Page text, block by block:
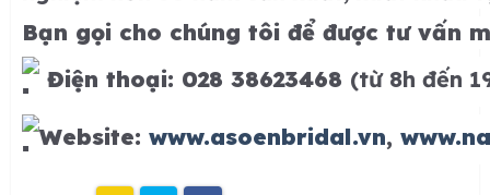
Bạn gọi cho chúng tôi để được tư vấn
Điện thoại: 028 38623468 (từ 8h đến
Website: www.asoenbridal.vn,